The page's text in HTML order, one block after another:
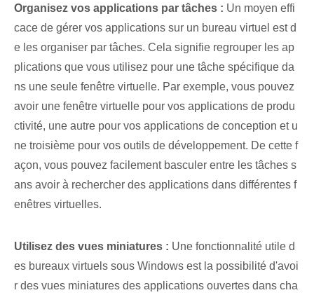
Organisez vos⁢ applications par tâches : Un moyen effi
cace de gérer vos applications sur un bureau virtuel est d
e les organiser par tâches. Cela signifie regrouper les ap
plications que vous utilisez pour une tâche spécifique da
ns une seule fenêtre virtuelle. Par exemple, vous pouvez
avoir une fenêtre virtuelle pour vos applications de produ
ctivité, une autre pour vos applications de conception et u
ne troisième pour vos outils de développement. De cette f
açon, vous pouvez facilement basculer entre les tâches s
ans avoir à rechercher des applications dans différentes f
enêtres virtuelles.
Utilisez des vues miniatures : Une fonctionnalité utile d
es bureaux virtuels sous Windows est la possibilité d'avoi
r des vues miniatures des applications ouvertes dans cha